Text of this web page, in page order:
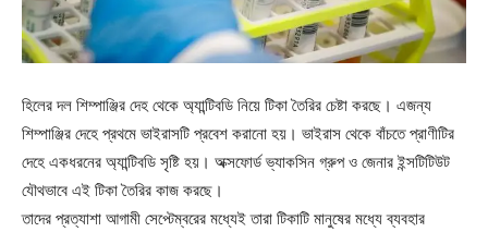
হিলের দল শিম্পাঞ্জির দেহ থেকে অ্যান্টিবডি নিয়ে টিকা তৈরির চেষ্টা করছে। এজন্য
শিম্পাঞ্জির দেহে প্রথমে ভাইরাসটি প্রবেশ করানো হয়। ভাইরাস থেকে বাঁচতে প্রাণীটির
দেহে একধরনের অ্যান্টিবডি সৃষ্টি হয়। অক্সফোর্ড ভ্যাকসিন গ্রুপ ও জেনার ইন্সটিটিউট
যৌথভাবে এই টিকা তৈরির কাজ করছে।
তাদের প্রত্যাশা আগামী সেপ্টেম্বরের মধ্যেই তারা টিকাটি মানুষের মধ্যে ব্যবহার